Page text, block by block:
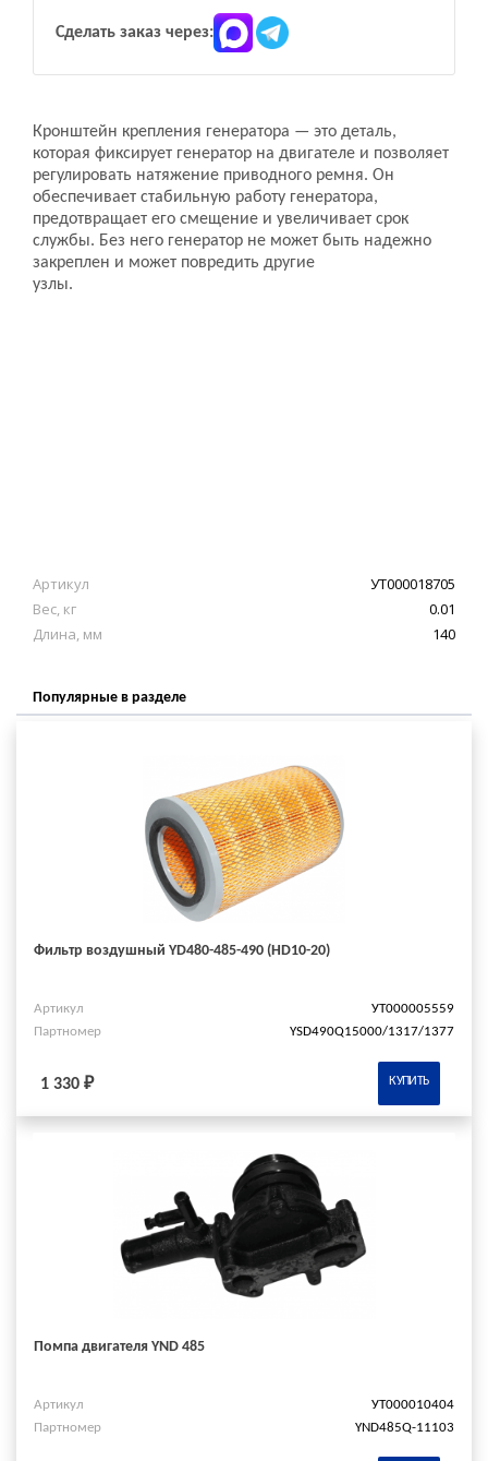
Сделать заказ через:
Кронштейн крепления генератора — это деталь,
которая фиксирует генератор на двигателе и позволяет
регулировать натяжение приводного ремня. Он
обеспечивает стабильную работу генератора,
предотвращает его смещение и увеличивает срок
службы. Без него генератор не может быть надежно
закреплен и может повредить другие
узлы.
Артикул
УТ000018705
Вес, кг
0.01
Длина, мм
140
Популярные в разделе
Фильтр воздушный YD480-485-490 (HD10-20)
Артикул
УТ000005559
Партномер
YSD490Q15000/1317/1377
1 330 ₽ КУПИТЬ
Помпа двигателя YND 485
Артикул
УТ000010404
Партномер
YND485Q-11103